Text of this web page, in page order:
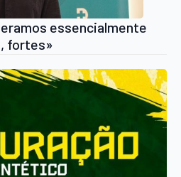
essencialmente
fortes»